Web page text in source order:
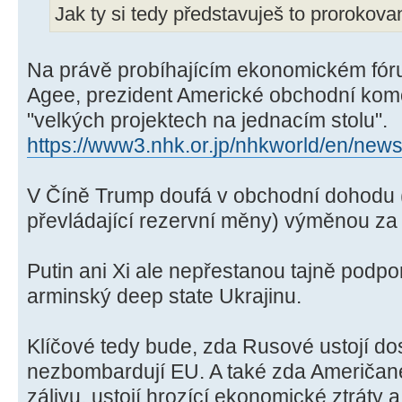
Jak ty si tedy představuješ to
Na právě probíhajícím ekonomickém
Agee, prezident Americké obchodní
"velkých projektech na jednacím stolu".
https://www3.nhk.or.jp/nhkworld/en/
V Číně Trump doufá v obchodní
převládající rezervní měny) výměnou za
Putin ani Xi ale nepřestanou tajně
arminský deep state Ukrajinu.
Klíčové tedy bude, zda Rusové ustojí
nezbombardují EU. A také zda
zálivu, ustojí hrozící ekonomické ztráty